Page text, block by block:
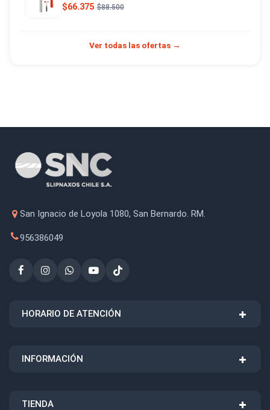
$66.375 $88.500
Ver todas las ofertas →
San Ignacio de Loyola 1080, San Bernardo. RM.
956386049
HORARIO DE ATENCIÓN
INFORMACIÓN
TIENDA